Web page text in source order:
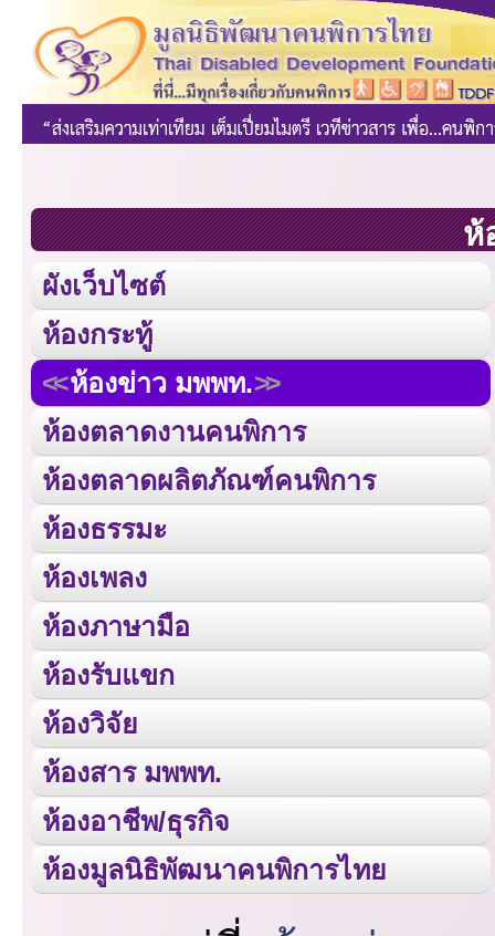
ห้
ผังเว็บไซต์
ห้องกระทู้
ห้องข่าว มพพท.
ห้องตลาดงานคนพิการ
ห้องตลาดผลิตภัณฑ์คนพิการ
ห้องธรรมะ
ห้องเพลง
ห้องภาษามือ
ห้องรับแขก
ห้องวิจัย
ห้องสาร มพพท.
ห้องอาชีพ/ธุรกิจ
ห้องมูลนิธิพัฒนาคนพิการไทย